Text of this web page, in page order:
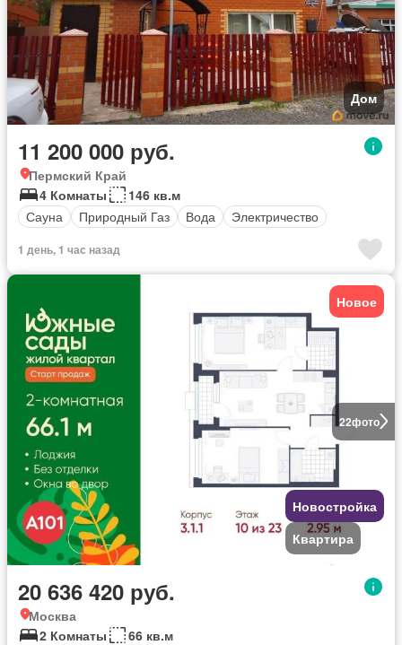
Дом
11 200 000 руб.
Пермский Край
4 Комнаты
146 кв.м
Сауна
Природный Газ Вода Электричество
1 день, 1 час назад
22фото
Новое
Новостройка
Квартира
20 636 420 руб.
Москва
2 Комнаты
66 кв.м